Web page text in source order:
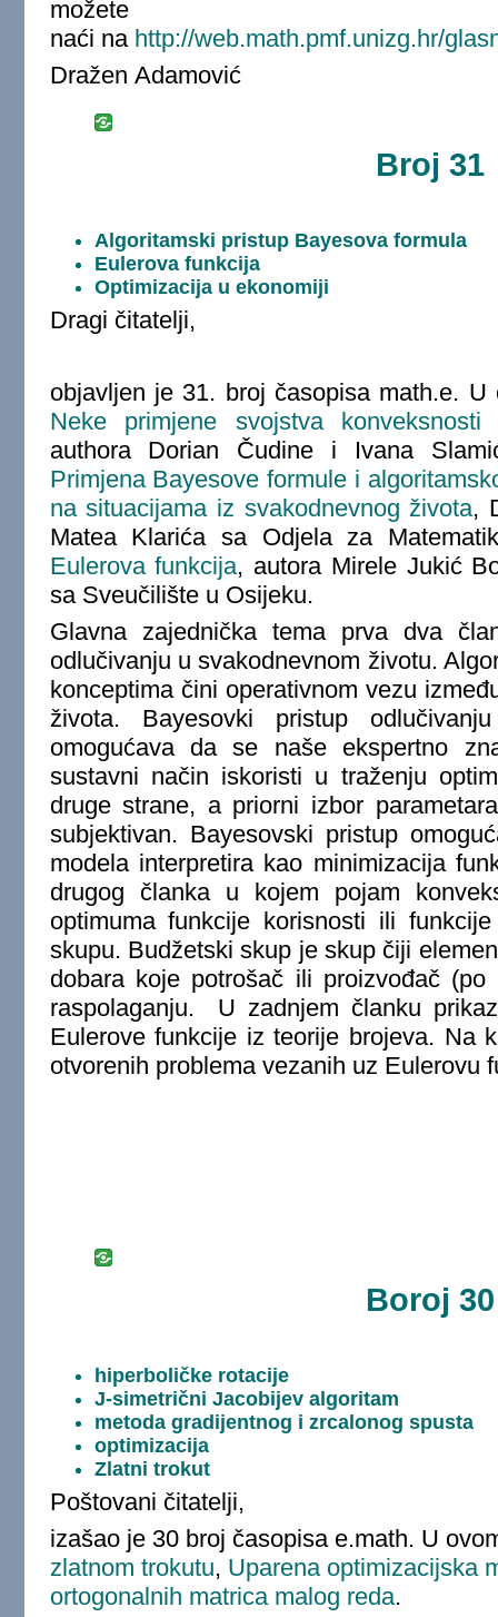
možete
naći na http://web.math.pmf.unizg.hr/
Dražen Adamović
Broj 31
Algoritamski pristup Bayesova formula
Eulerova funkcija
Optimizacija u ekonomiji
Dragi čitatelji,
objavljen je 31. broj časopisa math.e.
Neke primjene svojstva
authora Dorian Čudine i Ivana
Primjena Bayesove formule i
na situacijama iz svakodnevnog života,
Matea Klarića sa Odjela za
Eulerova funkcija, autora Mirele Jukić
sa Sveučilište u Osijeku.
Glavna zajednička tema prva dva
odlučivanju u svakodnevnom životu.
konceptima čini operativnom vezu
života. Bayesovki pristup
omogućava da se naše ekspertno
sustavni način iskoristi u traženju
druge strane, a priorni izbor
subjektivan. Bayesovski pristup
modela interpretira kao minimizacija
drugog članka u kojem pojam
optimuma funkcije korisnosti ili
skupu. Budžetski skup je skup čiji
dobara koje potrošač ili proizvođač
raspolaganju. U zadnjem članku
Eulerove funkcije iz teorije brojeva. Na
otvorenih problema vezanih uz Eulerovu
Boroj 30
hiperboličke rotacije
J-simetrični Jacobijev algoritam
metoda gradijentnog i zrcalonog spusta
optimizacija
Zlatni trokut
Poštovani čitatelji,
izašao je 30 broj časopisa e.math. U
zlatnom trokutu, Uparena optimizacijska
ortogonalnih matrica malog reda.